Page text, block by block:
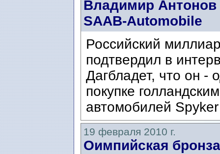
Владимир Антонов
SAAB-Automobile
Российский
подтвердил в
Дагбладет, что он -
покупке
автомобилей
19 февраля 2010 г.
Оимпийская